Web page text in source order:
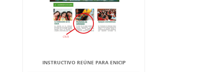
INSTRUCTIVO REÚNE PARA ENICIP